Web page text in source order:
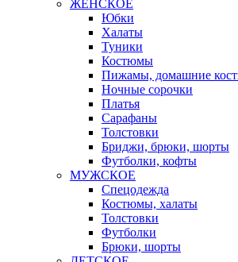
ЖЕНСКОЕ
Юбки
Халаты
Туники
Костюмы
Пижамы, домашние
Ночные сорочки
Платья
Сарафаны
Толстовки
Бриджи, брюки, шорты
Футболки, кофты
МУЖСКОЕ
Спецодежда
Костюмы, халаты
Толстовки
Футболки
Брюки, шорты